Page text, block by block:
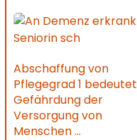
Abschaffung von
Pflegegrad 1 bedeutet
Gefährdung der
Versorgung von
Menschen ...